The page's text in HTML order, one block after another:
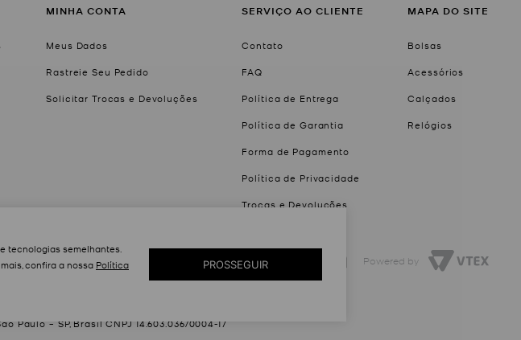
tecnologias semelhantes.
confira a nossa Política
PROSSEGUIR
MINHA CONTA
Meus Dados
Rastreie Seu Pedido
Solicitar Trocas e Devoluções
SERVIÇO AO CLIENTE
Contato
FAQ
Política de Entrega
Política de Garantia
Forma de Pagamento
Política de Privacidade
Trocas e Devoluções
MAPA DO SITE
Bolsas
Acessórios
Calçados
Relógios
Created by Powered by
Paulo – SP, Brasil CNPJ 14.603.036/0004-17